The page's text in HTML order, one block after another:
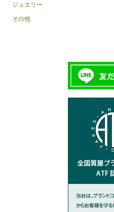
ジュエリー
その他